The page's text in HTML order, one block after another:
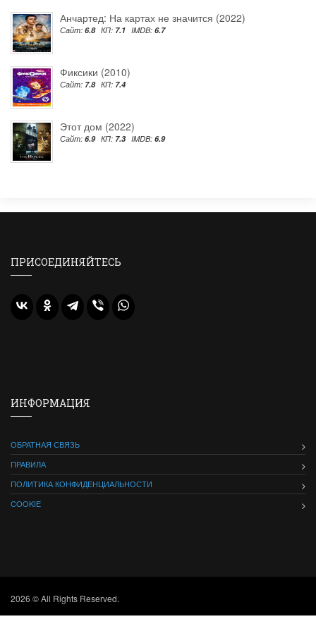
Анчартед: На картах не значится (2022)
Сайт: 6.8 КП: 7.1 IMDB: 6.7
Фиксики (2010)
Сайт: 7.8 КП: 7.4
Этот дом (2022)
Сайт: 6.9 КП: 7.3 IMDB: 6.9
ПРИСОЕДИНЯЙТЕСЬ
ИНФОРМАЦИЯ
ОБРАТНАЯ СВЯЗЬ
ПРАВИЛА
ПОЛИТИКА КОНФИДЕНЦИАЛЬНОСТИ
COOKIE
2026 © All Rights Reserved.